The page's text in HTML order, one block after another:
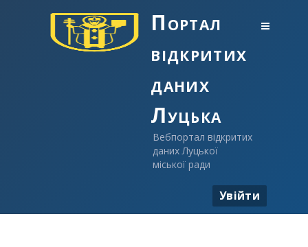
Портал
відкритих
даних
Луцька
Вебпортал відкритих
даних Луцької
міської ради
Увійти